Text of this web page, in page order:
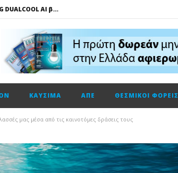
Πώς το LG AI Fresh και το LG DUALCOOL AI βοηθούν να επικεντρωνόμαστε στη φιλοξενία των καλεσμένων μας
Fourlis: Το profit warning και γιατί η Edison βλέπει το ποτήρι μισογεμάτο
Ενεργειακή αναβάθμιση κτηρίων: Παθητικές παρεμβάσεις που κάνουν τη διαφορά
HELLENiQ ENERGY: Αποτελέσματα β’ τριμήνου – α’ εξαμήνου 2026
Η Trade Estates ανακοινώνει τη συμφωνία για την απόκτηση ποσοστού 50% στο Sofia South Ring Mall
ΚΑΎΣΙΜΑ ΑΠΕ ΘΕΣΜΙΚΟΊ ΦΟΡΕΊΣ
μας μέσα από τις καινοτόμες δράσεις τους